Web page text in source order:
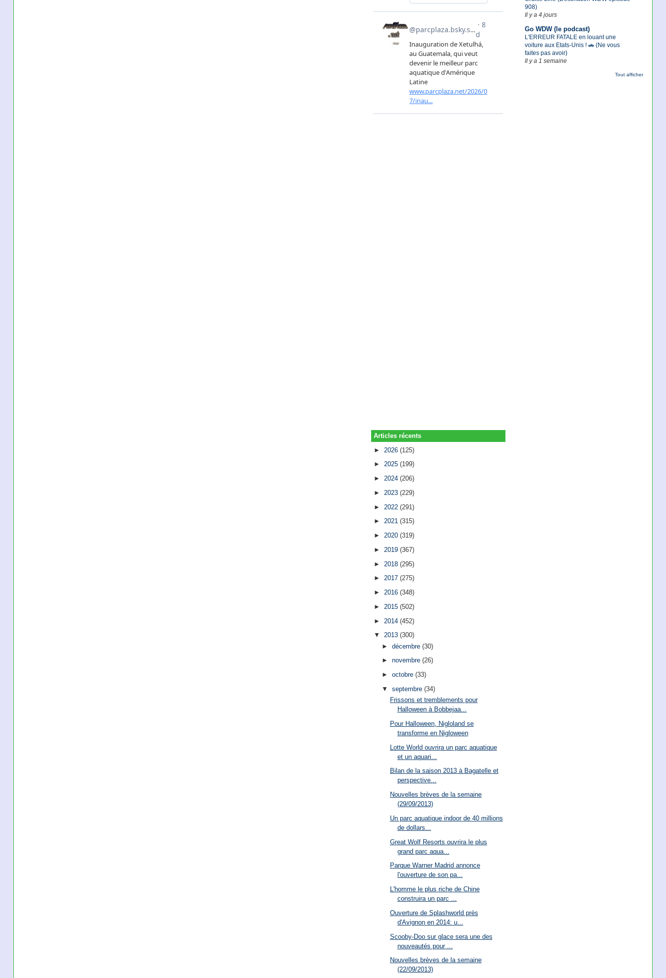
908)
Il y a 4 jours
Go WDW (le podcast)
L'ERREUR FATALE en louant une
voiture aux Etats-Unis ! 🚗 (Ne vous
faites pas avoir)
Il y a 1 semaine
Tout afficher
Articles récents
► 2026(125)
►2025(199)
►2024(206)
► 2023(229)
► 2022(291)
►2021(315)
►2020(319)
► 2019(367)
► 2018(295)
►2017(275)
►2016(348)
► 2015(502)
► 2014(452)
▼2013(300)
► décembre (30)
► novembre (26)
► octobre (33)
▼ septembre (34)
Frissons et tremblements pour
Halloween à Bobbejaa...
Pour Halloween, Nigloland se
transforme en Nigloween
Lotte World ouvrira un parc aquatique
et un aquari...
Bilan de la saison 2013 à Bagatelle et
perspective...
Nouvelles brèves de la semaine
(29/09/2013)
Un parc aquatique indoor de 40 millions
de dollars...
Great Wolf Resorts ouvrira le plus
grand parc aqua...
Parque Warner Madrid annonce
l'ouverture de son pa...
L'homme le plus riche de Chine
construira un parc ...
Ouverture de Splashworld près
d'Avignon en 2014: u...
Scooby-Doo sur glace sera une des
nouveautés pour ...
Nouvelles brèves de la semaine
(22/09/2013)